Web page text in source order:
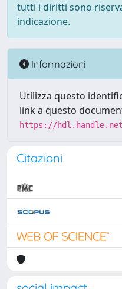
tutti i diritti sono
indicazione.
Informazioni
Utilizza questo
link a questo
https://hdl.handle.net/
Citazioni